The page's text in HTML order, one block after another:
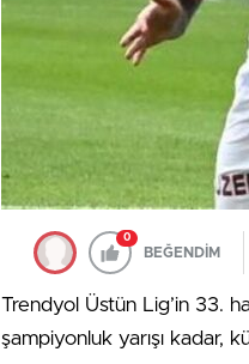
0
BEĞENDİM
Trendyol Üstün Lig’in 33.
şampiyonluk yarışı kadar,